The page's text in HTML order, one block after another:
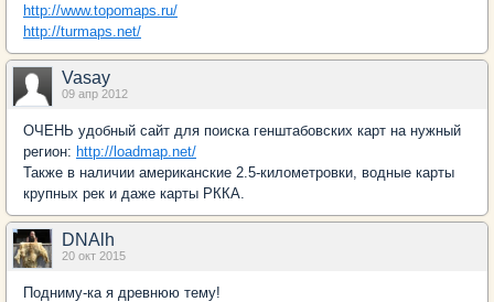
http://www.topomaps.ru/
http://turmaps.net/
Vasay
09 апр 2012
ОЧЕНЬ удобный сайт для поиска генштабовских карт на нужный
регион: http://loadmap.net/
Также в наличии американские 2.5-километровки, водные карты
крупных рек и даже карты РККА.
DNAlh
20 окт 2015
Подниму-ка я древнюю тему!